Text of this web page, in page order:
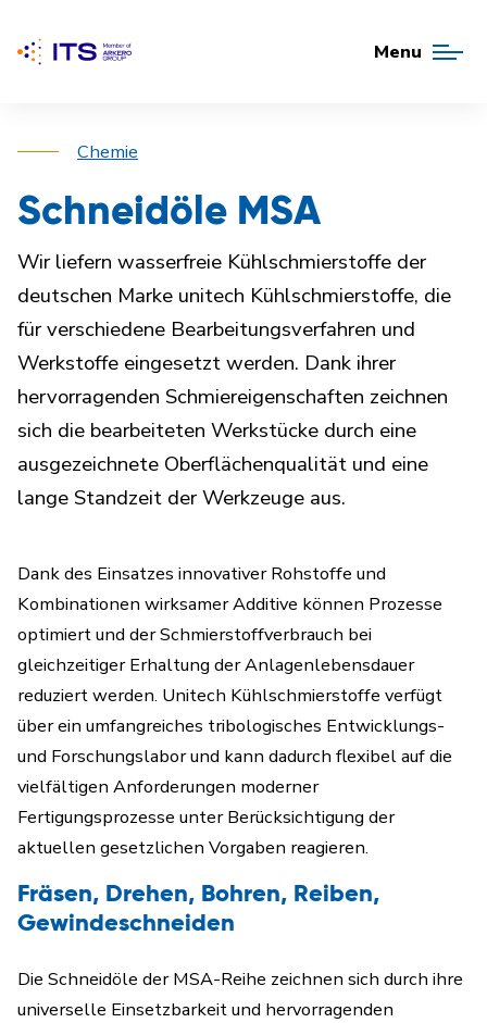
Menu
Chemie
Schneidöle MSA
Wir liefern wasserfreie Kühlschmierstoffe der
deutschen Marke unitech Kühlschmierstoffe, die
für verschiedene Bearbeitungsverfahren und
Werkstoffe eingesetzt werden. Dank ihrer
hervorragenden Schmiereigenschaften zeichnen
sich die bearbeiteten Werkstücke durch eine
ausgezeichnete Oberflächenqualität und eine
lange Standzeit der Werkzeuge aus.
Dank des Einsatzes innovativer Rohstoffe und
Kombinationen wirksamer Additive können Prozesse
optimiert und der Schmierstoffverbrauch bei
gleichzeitiger Erhaltung der Anlagenlebensdauer
reduziert werden. Unitech Kühlschmierstoffe verfügt
über ein umfangreiches tribologisches Entwicklungs-
und Forschungslabor und kann dadurch flexibel auf die
vielfältigen Anforderungen moderner
Fertigungsprozesse unter Berücksichtigung der
aktuellen gesetzlichen Vorgaben reagieren.
Fräsen, Drehen, Bohren, Reiben,
Gewindeschneiden
Die Schneidöle der MSA-Reihe zeichnen sich durch ihre
universelle Einsetzbarkeit und hervorragenden